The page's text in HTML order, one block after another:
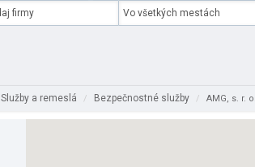
Služby a remeslá / Bezpečnostné služby / AMG, s. r. o.